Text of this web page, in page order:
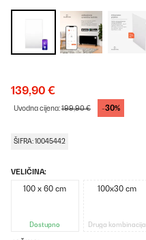
139,90 €
Uvodna cijena:199,90 € -30%
ŠIFRA: 10045442
VELIČINA:
100 x 60 cm
Dostupno
100x30 cm
Druga kombinacija